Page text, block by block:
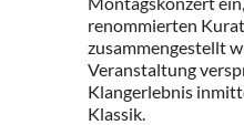
renommierten
zusammengestellt
Veranstaltung
Klangerlebnis
Klassik.